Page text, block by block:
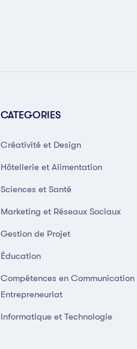
CATEGORIES
Créativité et Design
Hôtellerie et Alimentation
Sciences et Santé
Marketing et Réseaux Sociaux
Gestion de Projet
Éducation
Compétences en Communication
Entrepreneuriat
Informatique et Technologie